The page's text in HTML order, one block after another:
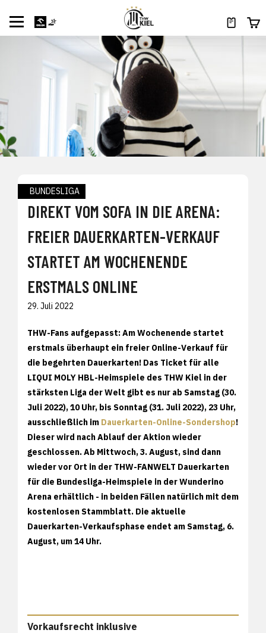
BUNDESLIGA
DIREKT VOM SOFA IN DIE ARENA:
FREIER DAUERKARTEN-VERKAUF
STARTET AM WOCHENENDE
ERSTMALS ONLINE
29. Juli 2022
THW-Fans aufgepasst: Am Wochenende startet
erstmals überhaupt ein freier Online-Verkauf für
die begehrten Dauerkarten! Das Ticket für alle
LIQUI MOLY HBL-Heimspiele des THW Kiel in der
stärksten Liga der Welt gibt es nur ab Samstag (30.
Juli 2022), 10 Uhr, bis Sonntag (31. Juli 2022), 23 Uhr,
ausschließlich im Dauerkarten-Online-Sondershop!
Dieser wird nach Ablauf der Aktion wieder
geschlossen. Ab Mittwoch, 3. August, sind dann
wieder vor Ort in der THW-FANWELT Dauerkarten
für die Bundesliga-Heimspiele in der Wunderino
Arena erhältlich - in beiden Fällen natürlich mit dem
kostenlosen Stammblatt. Die aktuelle
Dauerkarten-Verkaufsphase endet am Samstag, 6.
August, um 14 Uhr.
Vorkaufsrecht inklusive